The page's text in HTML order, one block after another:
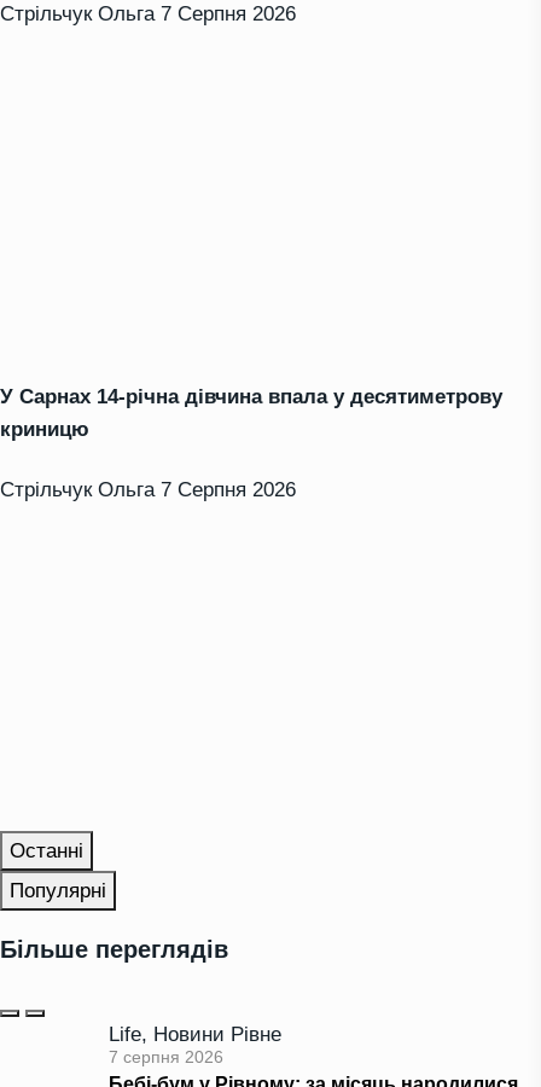
Стрільчук Ольга 7 Серпня 2026
У Сарнах 14-річна дівчина впала у десятиметрову
криницю
Стрільчук Ольга 7 Серпня 2026
Останні
Популярні
Більше переглядів
Life, Новини Рівне
7 серпня 2026